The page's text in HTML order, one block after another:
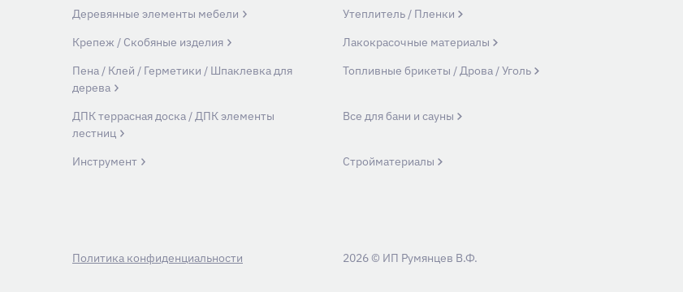
Деревянные элементы мебели
Утеплитель / Пленки
Крепеж / Скобяные изделия
Лакокрасочные материалы
Пена / Клей / Герметики / Шпаклевка для
дерева
Топливные брикеты / Дрова / Уголь
ДПК террасная доска / ДПК элементы
лестниц
Все для бани и сауны
Инструмент Стройматериалы
Политика конфиденциальности 2026 © ИП Румянцев В.Ф.